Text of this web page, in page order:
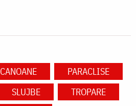
CANOANE
PARACLISE
SLUJBE
TROPARE